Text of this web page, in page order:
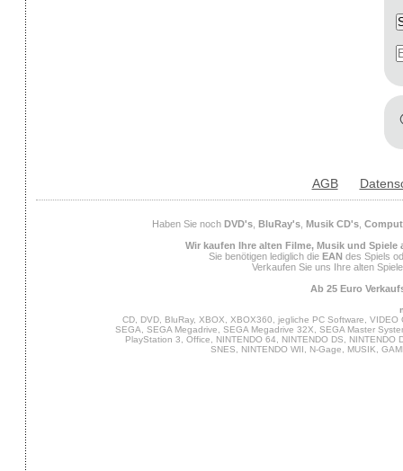
AGB
Haben Sie noch DVD's, BluRay's, Musik CD's,
Wir kaufen Ihre alten Filme, Musik und Spiele
Sie benötigen lediglich die EAN des Spiels
Verkaufen Sie uns Ihre alten
Ab 25 Euro
CD, DVD, BluRay, XBOX, XBOX360, jegliche PC Software,
SEGA, SEGA Megadrive, SEGA Megadrive 32X, SEGA Master
PlayStation 3, Office, NINTENDO 64, NINTENDO DS,
SNES, NINTENDO WII, N-Gage, MUSIK,